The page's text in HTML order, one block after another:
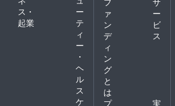
ス・
起業
ー
テ
ィ
ー
・
ヘ
ル
ス
ケ
ァ
ン
デ
ィ
ン
グ
と
は
ー
ビ
ス
プ
実